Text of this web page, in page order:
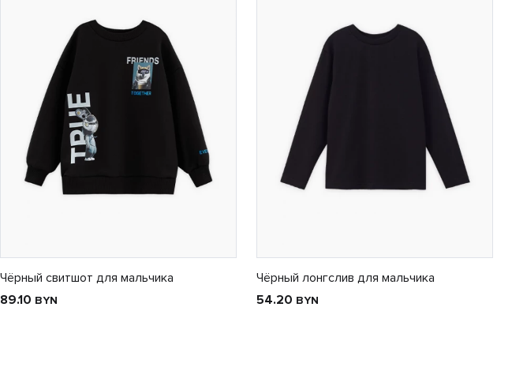
Чёрный свитшот для мальчика
89.10 BYN
Чёрный лонгслив для мальчика
54.20 BYN